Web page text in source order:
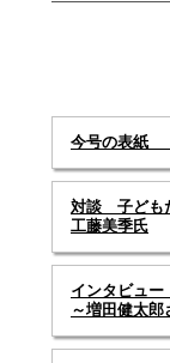
今号の表紙
対談 子ども
工藤美季氏
インタビュ
～増田健太郎